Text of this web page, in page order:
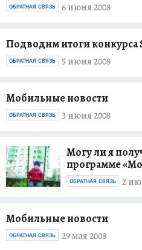
6 июня 2008
ОБРАТНАЯ СВЯЗЬ
Подводим итоги конкурса
5 июня 2008
ОБРАТНАЯ СВЯЗЬ
Мобильные новости
3 июня 2008
ОБРАТНАЯ СВЯЗЬ
Могу ли я
программе
2
ОБРАТНАЯ СВЯЗЬ
Мобильные новости
29 мая 2008
ОБРАТНАЯ СВЯЗЬ